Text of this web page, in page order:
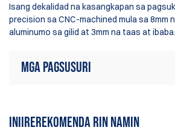
Isang dekalidad na kasangkapan sa
precision sa CNC-machined mula sa 8mm
aluminumo sa gilid at 3mm na taas at ibaba.
Mga Pagsusuri
sumulat ng review
INIIREREKOMENDA RIN NAMIN